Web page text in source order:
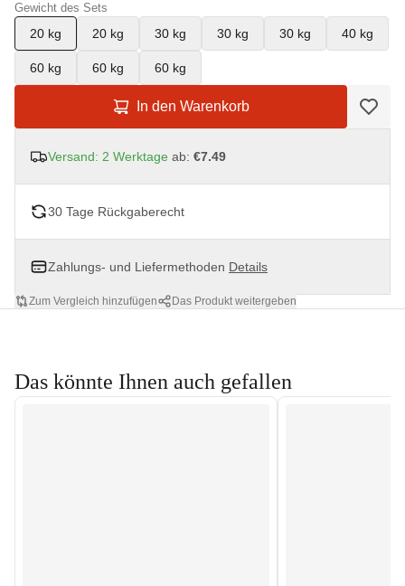
Gewicht des Sets
20 kg 20 kg 30 kg 30 kg 30 kg 40 kg
60 kg 60 kg 60 kg
In den Warenkorb
Versand: 2 Werktage ab: €7.49
30 Tage Rückgaberecht
Zahlungs- und Liefermethoden Details
Zum Vergleich hinzufügen Das Produkt weitergeben
Das könnte Ihnen auch gefallen